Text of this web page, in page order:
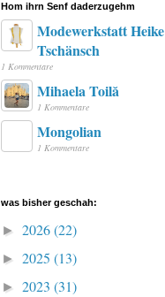
Hom ihrn Senf daderzugehm
Modewerkstatt Heike
Tschänsch
1 Kommentare
Mihaela Toilă
1 Kommentare
Mongolian
1 Kommentare
was bisher geschah:
► 2026(22)
► 2025 (13)
► 2023 (31)